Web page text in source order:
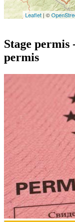
Leaflet | ©
Stage permis
permis